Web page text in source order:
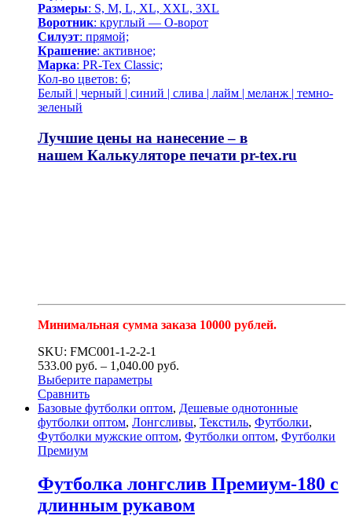
Размеры: S, M, L, XL, XXL, 3XL
Воротник: круглый — О-ворот
Силуэт: прямой;
Крашение: активное;
Марка: PR-Tex Classic;
Кол-во цветов: 6;
Белый | черный | синий | слива | лайм | меланж | темно-
зеленый
Лучшие цены на нанесение – в
нашем Калькуляторе печати pr-tex.ru
Минимальная сумма заказа 10000 рублей.
SKU: FMC001-1-2-2-1
533.00 руб. – 1,040.00 руб.
Выберите параметры
Сравнить
Базовые футболки оптом, Дешевые однотонные
футболки оптом, Лонгсливы, Текстиль, Футболки,
Футболки мужские оптом, Футболки оптом, Футболки
Премиум
Футболка лонгслив Премиум-180 с
длинным рукавом